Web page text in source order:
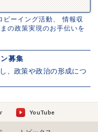
ビーイング活動、 情報収
の政策実現のお手伝いを
募集
、政策や政治の形成につ
YouTube